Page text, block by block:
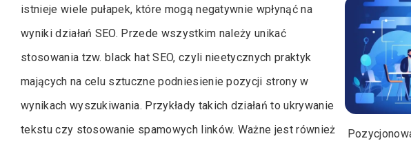
istnieje wiele pułapek, które mogą negatywnie wpłynąć na
wyniki działań SEO. Przede wszystkim należy unikać
stosowania tzw. black hat SEO, czyli nieetycznych praktyk
mających na celu sztuczne podniesienie pozycji strony w
wynikach wyszukiwania. Przykłady takich działań to ukrywanie
tekstu czy stosowanie spamowych linków. Ważne jest również